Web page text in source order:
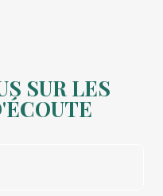
SUR LES